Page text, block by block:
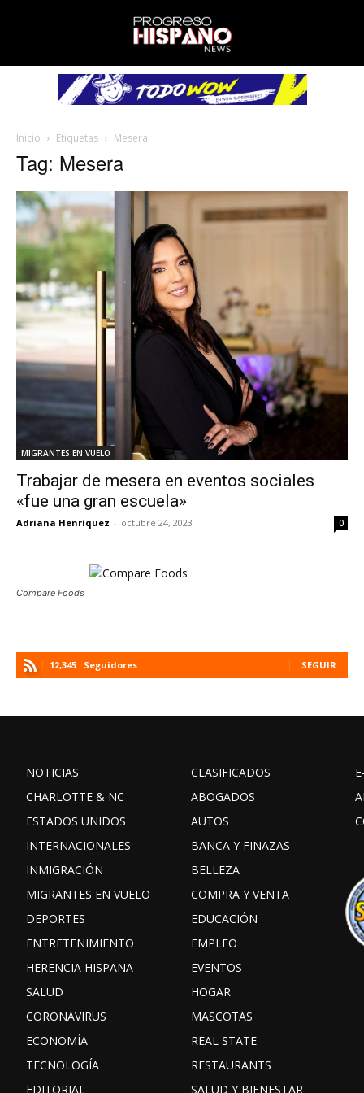
Inicio Etiquetas Mesera
Tag: Mesera
MIGRANTES EN VUELO
Trabajar de mesera en eventos sociales
«fue una gran escuela»
Adriana Henríquez - octubre 24, 2023 0
Compare Foods
12,345 Seguidores SEGUIR
NOTICIAS
CHARLOTTE & NC
ESTADOS UNIDOS
INTERNACIONALES
INMIGRACIÓN
MIGRANTES EN VUELO
DEPORTES
ENTRETENIMIENTO
HERENCIA HISPANA
SALUD
CORONAVIRUS
ECONOMÍA
TECNOLOGÍA
EDITORIAL
CLASIFICADOS
ABOGADOS
AUTOS
BANCA Y FINAZAS
BELLEZA
COMPRA Y VENTA
EDUCACIÓN
EMPLEO
EVENTOS
HOGAR
MASCOTAS
REAL STATE
RESTAURANTS
SALUD Y BIENESTAR